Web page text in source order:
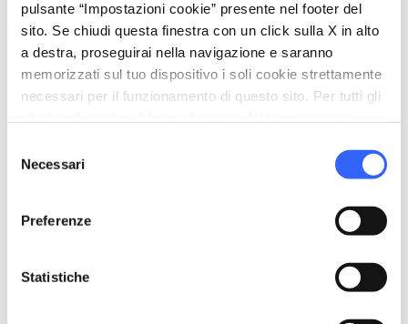
pulsante “Impostazioni cookie” presente nel footer del
sito. Se chiudi questa finestra con un click sulla X in alto
a destra, proseguirai nella navigazione e saranno
memorizzati sul tuo dispositivo i soli cookie strettamente
necessari per il funzionamento di questo sito. Per tutti gli
delNecessari
Preferenze
Statistiche
Coordinate GPS
43.921064,10.343157
Don Silvio Righi
0584 989210